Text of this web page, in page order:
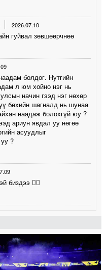
2026.07.10
гуйвал зөвшөөрчнөө
болдог. Нутгийн
л юм хойно нэг нь
начин гээд нэг нөхөр
бөхийн шагналд нь шунаа
наадаж болохгүй юу ?
ариун явдал уу нөгөө
асуудлыг
?
биздээ 😮‍💨